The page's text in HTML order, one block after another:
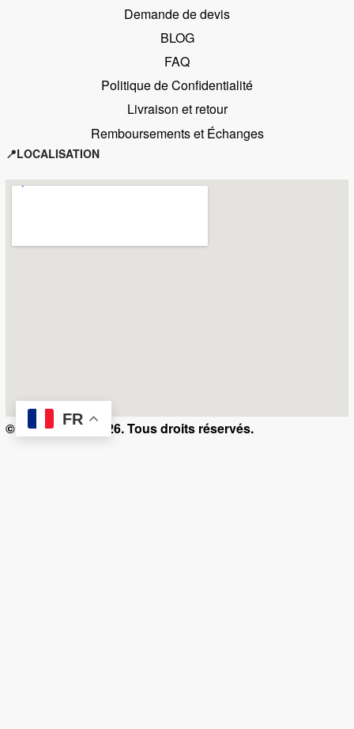
Demande de devis
BLOG
FAQ
Politique de Confidentialité
Livraison et retour
Remboursements et Échanges
📍LOCALISATION
© Kamerty.ma 2026. Tous droits réservés.
FR